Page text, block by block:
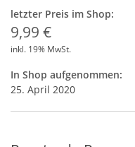
letzter Preis im Shop:
9,99 €
inkl. 19% MwSt.
In Shop aufgenommen:
25. April 2020